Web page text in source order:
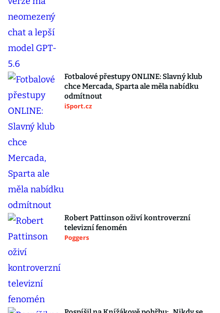
Fotbalové přestupy ONLINE: Slavný klub
chce Mercada, Sparta ale měla nabídku
odmítnout
iSport.cz
Robert Pattinson oživí kontroverzní
televizní fenomén
Poggers